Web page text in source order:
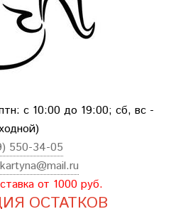
с 10:00 до 19:00; сб, вс -
)
550-34-05
от 1000 руб.
ОСТАТКОВ